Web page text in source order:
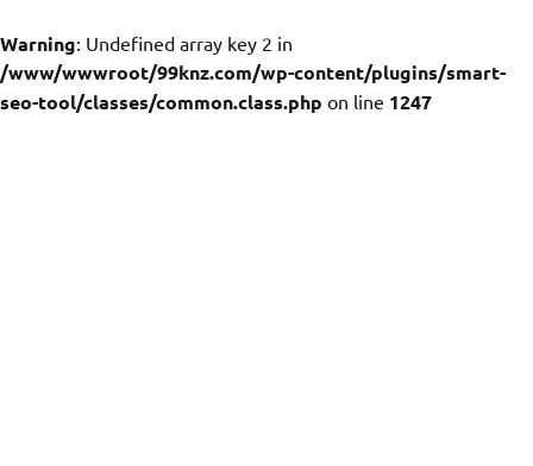
Warning: Undefined array key 2 in
/www/wwwroot/99knz.com/wp-content/plugins/smart-
seo-tool/classes/common.class.php on line 1247